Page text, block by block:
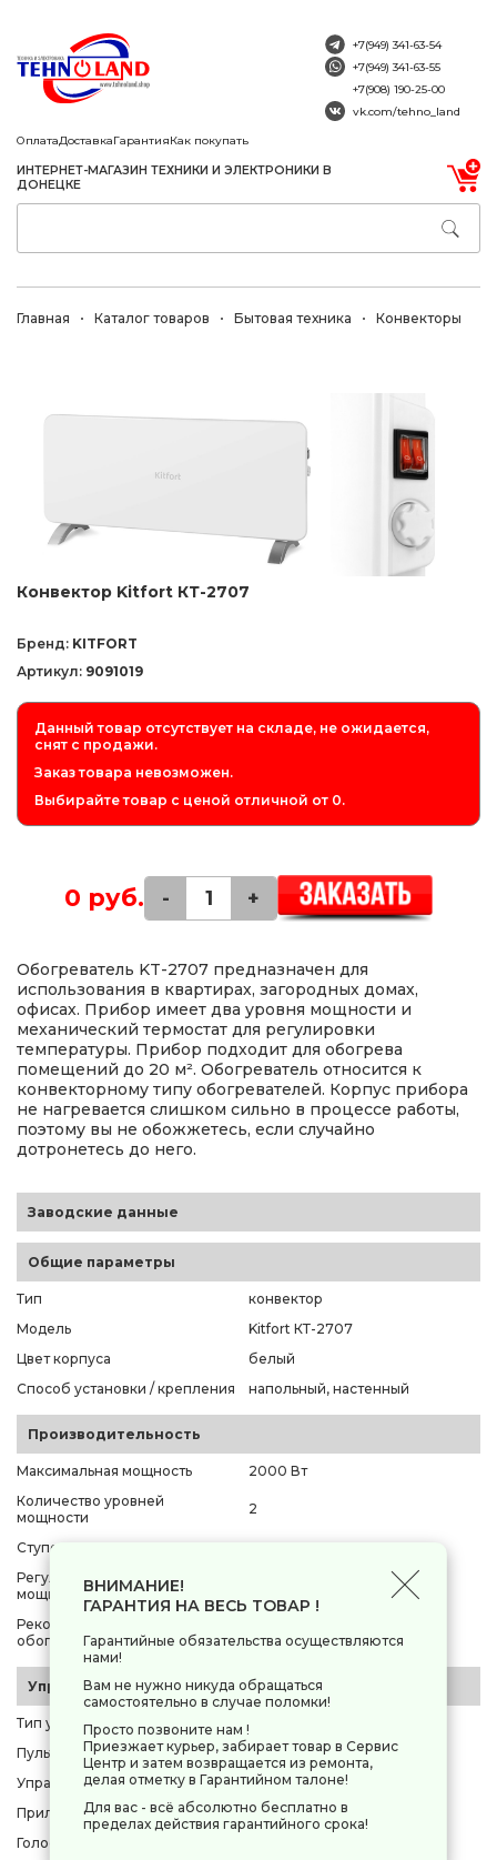
ОплатаДоставкаГарантияКак покупать
ИНТЕРНЕТ-МАГАЗИН ТЕХНИКИ И ЭЛЕКТРОНИКИ В
ДОНЕЦКЕ
+7(949) 341-63-54
+7(949) 341-63-55
+7(908) 190-25-00
vk.com/tehno_land
Главная Каталог товаров Бытовая техника Конвекторы
Конвектор Kitfort КТ-2707
Бренд: KITFORT
Артикул: 9091019
Данный товар отсутствует на складе, не ожидается,
снят с продажи.
Заказ товара невозможен.
Выбирайте товар с ценой отличной от 0.
0 руб. - +
Обогреватель KT-2707 предназначен для
использования в квартирах, загородных домах,
офисах. Прибор имеет два уровня мощности и
механический термостат для регулировки
температуры. Прибор подходит для обогрева
помещений до 20 м². Обогреватель относится к
конвекторному типу обогревателей. Корпус прибора
не нагревается слишком сильно в процессе работы,
поэтому вы не обожжетесь, если случайно
дотронетесь до него.
Заводские данные
Общие параметры
Тип
конвектор
Модель
Kitfort КТ-2707
Цвет корпуса
белый
Способ установки / крепления
напольный, настенный
Производительность
Максимальная мощность
2000 Вт
Количество уровней
мощности
2
Ступени мощности
Регулировка ступеней
мощности
Рекомендуемая площадь
обогрева
Управление, функционал
Тип управления
Пульт ДУ
нет
Управление со смартфона
нет
Приложение для управления
нет
Голосовой помощник
ВНИМАНИЕ!
ГАРАНТИЯ НА ВЕСЬ ТОВАР !
Гарантийные обязательства осуществляются
нами!
Вам не нужно никуда обращаться
самостоятельно в случае поломки!
Просто позвоните нам !
Приезжает курьер, забирает товар в Сервис
Центр и затем возвращается из ремонта,
делая отметку в Гарантийном талоне!
Для вас - всё абсолютно бесплатно в
пределах действия гарантийного срока!